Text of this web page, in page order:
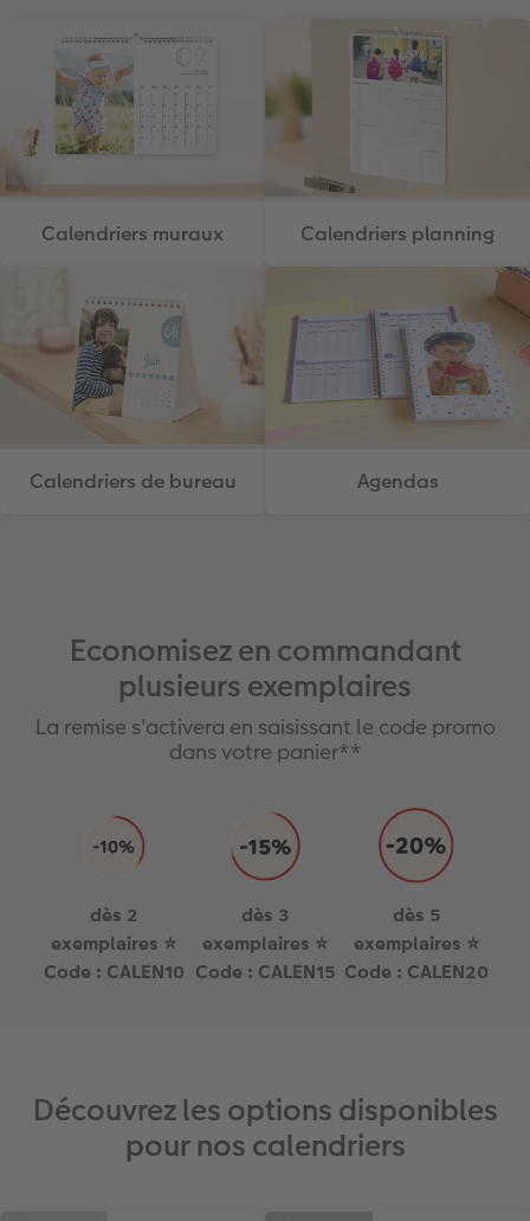
Calendriers muraux Calendriers planning
Calendriers de bureau Agendas
Economisez en commandant
plusieurs exemplaires
La remise s'activera en saisissant le code promo
dans votre panier**
dès 2
exemplaires ⭐
Code : CALEN10
dès 3
exemplaires ⭐
Code : CALEN15
dès 5
exemplaires ⭐
Code : CALEN20
Découvrez les options disponibles
pour nos calendriers